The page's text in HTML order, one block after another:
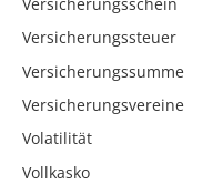
Versicherungssteuer
Versicherungssumme
Versicherungsvereine
Volatilität
Vollkasko